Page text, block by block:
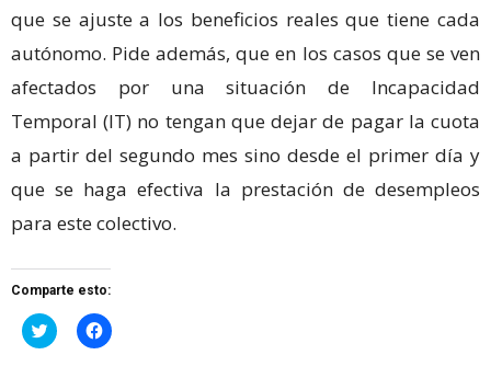
que se ajuste a los beneficios reales que tiene cada
autónomo. Pide además, que en los casos que se ven
afectados por una situación de Incapacidad
Temporal (IT) no tengan que dejar de pagar la cuota
a partir del segundo mes sino desde el primer día y
que se haga efectiva la prestación de desempleos
para este colectivo.
Comparte esto:
Haz
clic
Haz
clic